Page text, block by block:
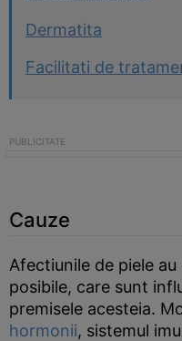
Dermatita
Facilitati de
Cauze
Afectiunile de piele
posibile, care sunt
premisele acesteia.
hormonii, sistemul